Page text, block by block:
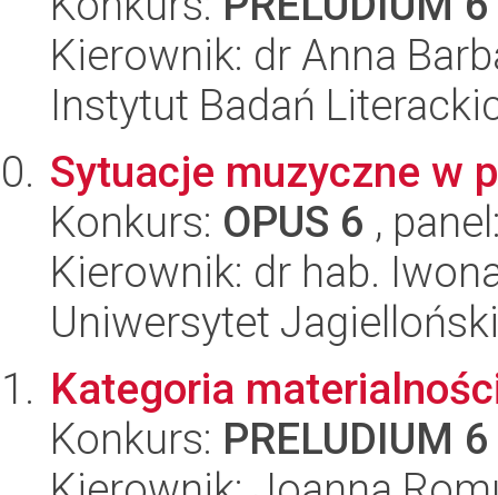
Kierownik: dr Anna
Instytut Badań
Sytuacje muzyczne w
Konkurs: OPUS 6 ,
Kierownik: dr hab.
Uniwersytet
Kategoria
Konkurs: PRELUDIUM 6